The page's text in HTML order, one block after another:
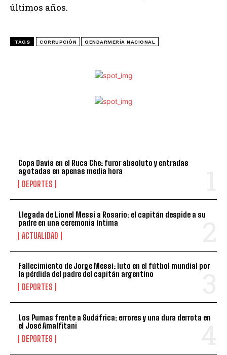
Copa Davis en el Ruca Che: furor absoluto y entradas
agotadas en apenas media hora
DEPORTES
Llegada de Lionel Messi a Rosario: el capitán despide a su
padre en una ceremonia íntima
ACTUALIDAD
Fallecimiento de Jorge Messi: luto en el fútbol mundial por
la pérdida del padre del capitán argentino
DEPORTES
Los Pumas frente a Sudáfrica: errores y una dura derrota en
el José Amalfitani
DEPORTES
últimos años.
TAGS CORRUPCIÓN GENDARMERÍA NACIONAL